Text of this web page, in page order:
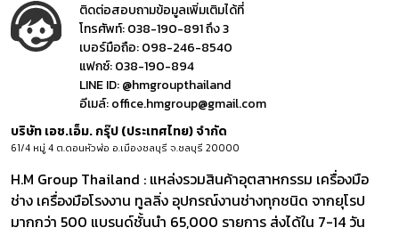
ติดต่อสอบถามข้อมูลเพิ่มเติมได้ที่
โทรศัพท์:038-190-891 ถึง 3
เบอร์มือถือ:098-246-8540
แฟกซ์:038-190-894
LINE ID:@hmgroupthailand
อีเมล์:office.hmgroup@gmail.com
บริษัท เอช.เอ็ม. กรุ๊ป (ประเทศไทย) จำกัด
61/4 หมู่ 4 ต.ดอนหัวฬ่อ อ.เมืองชลบุรี จ.ชลบุรี 20000
H.M Group Thailand : แหล่งรวมสินค้าอุตสาหกรรม เครื่องมือ
ช่าง เครื่องมือโรงงาน ทูลลิ่ง อุปกรณ์งานช่างทุกชนิด จากยุโรป
มากกว่า 500 แบรนด์ชั้นนำ 65,000 รายการ ส่งได้ใน 7-14 วัน